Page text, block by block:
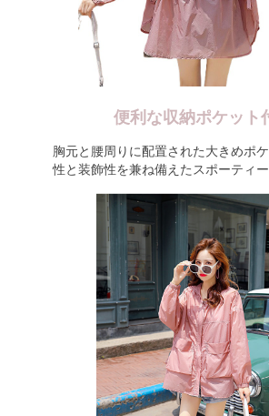
便利な収納ポケット
胸元と腰周りに配置された大きめポ
性と装飾性を兼ね備えたスポーティ